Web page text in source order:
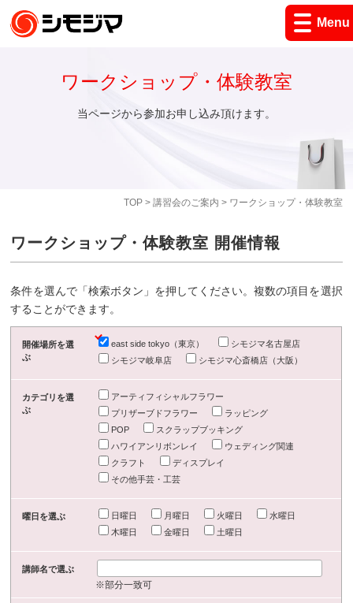
Menu
TOP> 講習会のご案内 > ワークショップ・体験教室
ワークショップ・体験教室
当ページから参加お申し込み頂けます。
ワークショップ・体験教室 開催情報
条件を選んで「検索ボタン」を押してください。複数の項目を選択
することができます。
開催場所を選
ぶ
east side tokyo（東京）
シモジマ名古屋店
シモジマ岐阜店
シモジマ心斎橋店（大阪）
カテゴリを選
ぶ
アーティフィシャルフラワー
プリザーブドフラワー
ラッピング
POP
スクラップブッキング
ハワイアンリボンレイ
ウェディング関連
クラフト
ディスプレイ
その他手芸・工芸
曜日を選ぶ 日曜日 月曜日 火曜日
水曜日
木曜日
金曜日 土曜日
講師名で選ぶ
※部分一致可